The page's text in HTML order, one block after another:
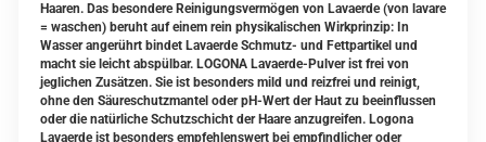
Haaren. Das besondere Reinigungsvermögen von Lavaerde (von lavare
= waschen) beruht auf einem rein physikalischen Wirkprinzip: In
Wasser angerührt bindet Lavaerde Schmutz- und Fettpartikel und
macht sie leicht abspülbar. LOGONA Lavaerde-Pulver ist frei von
jeglichen Zusätzen. Sie ist besonders mild und reizfrei und reinigt,
ohne den Säureschutzmantel oder pH-Wert der Haut zu beeinflussen
oder die natürliche Schutzschicht der Haare anzugreifen. Logona
Lavaerde ist besonders empfehlenswert bei empfindlicher oder